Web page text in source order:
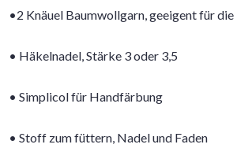
•2 Knäuel Baumwollgarn, geeigent für
• Häkelnadel, Stärke 3 oder 3,5
• Simplicol für Handfärbung
• Stoff zum füttern, Nadel und Faden